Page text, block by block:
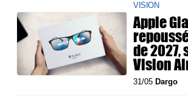
VISION
Apple
de
Vision
31/05 Dargo